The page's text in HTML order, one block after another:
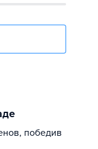
победив